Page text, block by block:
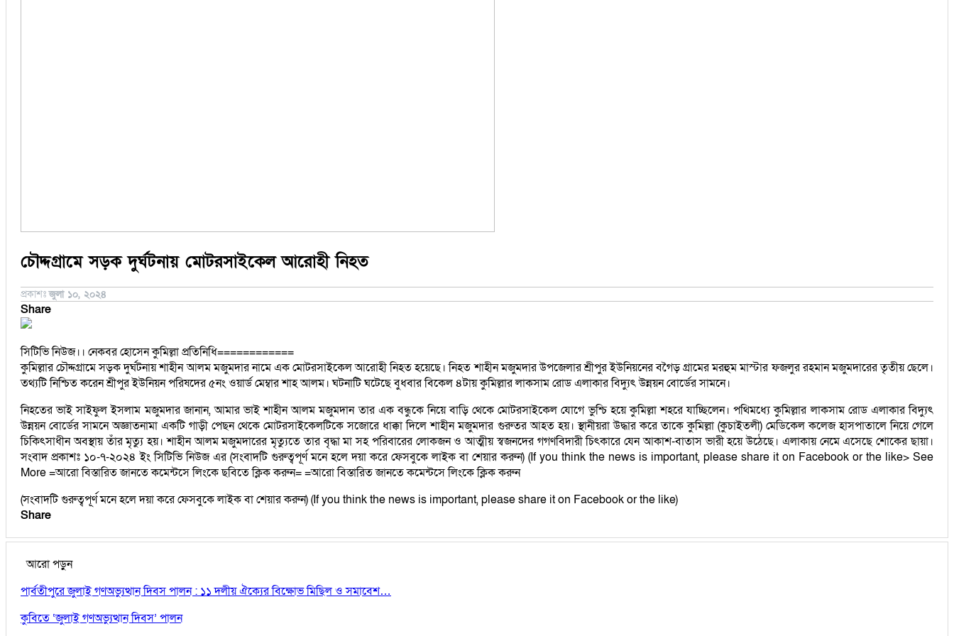
চৌদ্দগ্রামে সড়ক দুর্ঘটনায় মোটরসাইকেল আরোহী নিহত
প্রকাশঃজুলা ১০, ২০২৪
Share
সিটিভি নিউজ।। নেকবর হোসেন কুমিল্লা প্রতিনিধি============
কুমিল্লার চৌদ্দগ্রামে সড়ক দুর্ঘটনায় শাহীন আলম মজুমদার নামে এক মোটরসাইকেল আরোহী নিহত হয়েছে। নিহত শাহীন মজুমদার উপজেলার শ্রীপুর ইউনিয়নের বগৈড় গ্রামের মরহুম মাস্টার ফজলুর রহমান মজুমদারের তৃতীয় ছেলে।
তথ্যটি নিশ্চিত করেন শ্রীপুর ইউনিয়ন পরিষদের ৫নং ওয়ার্ড মেম্বার শাহ আলম। ঘটনাটি ঘটেছে বুধবার বিকেল ৪টায় কুমিল্লার লাকসাম রোড এলাকার বিদ্যুৎ উন্নয়ন বোর্ডের সামনে।
নিহতের ভাই সাইফুল ইসলাম মজুমদার জানান, আমার ভাই শাহীন আলম মজুমদান তার এক বন্ধুকে নিয়ে বাড়ি থেকে মোটরসাইকেল যোগে ভুশ্চি হয়ে কুমিল্লা শহরে যাচ্ছিলেন। পথিমধ্যে কুমিল্লার লাকসাম রোড এলাকার বিদ্যুৎ
উন্নয়ন বোর্ডের সামনে অজ্ঞাতনামা একটি গাড়ী পেছন থেকে মোটরসাইকেলটিকে সজোরে ধাক্কা দিলে শাহীন মজুমদার গুরুতর আহত হয়। স্থানীয়রা উদ্ধার করে তাকে কুমিল্লা (কুচাইতলী) মেডিকেল কলেজ হাসপাতালে নিয়ে গেলে
চিকিৎসাধীন অবস্থায় তাঁর মৃত্যু হয়। শাহীন আলম মজুমদারের মৃত্যুতে তার বৃদ্ধা মা সহ পরিবারের লোকজন ও আত্মীয় স্বজনদের গগণবিদারী চিৎকারে যেন আকাশ-বাতাস ভারী হয়ে উঠেছে। এলাকায় নেমে এসেছে শোকের ছায়া।
সংবাদ প্রকাশঃ ১০-৭-২০২৪ ইং সিটিভি নিউজ এর (সংবাদটি গুরুত্বপূর্ণ মনে হলে দয়া করে ফেসবুকে লাইক বা শেয়ার করুন) (If you think the news is important, please share it on Facebook or the like> See
More =আরো বিস্তারিত জানতে কমেন্টসে লিংকে ছবিতে ক্লিক করুন= =আরো বিস্তারিত জানতে কমেন্টসে লিংকে ক্লিক করুন
(সংবাদটি গুরুত্বপূর্ণ মনে হলে দয়া করে ফেসবুকে লাইক বা শেয়ার করুন) (If you think the news is important, please share it on Facebook or the like)
Share
আরো পড়ুন
পার্বতীপুরে জুলাই গণঅভ্যুত্থান দিবস পালন : ১১ দলীয় ঐক্যের বিক্ষোভ মিছিল ও সমাবেশ…
কুবিতে ‘জুলাই গণঅভ্যুত্থান দিবস’ পালন